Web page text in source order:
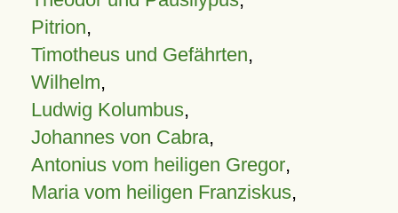
Pitrion,
Timotheus und Gefährten,
Wilhelm,
Ludwig Kolumbus,
Johannes von Cabra,
Antonius vom heiligen Gregor,
Maria vom heiligen Franziskus,